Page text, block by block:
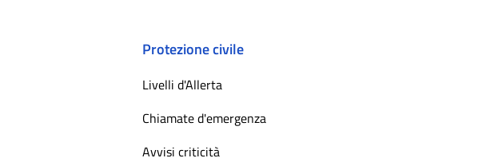
Protezione civile
Livelli d'Allerta
Chiamate d'emergenza
Avvisi criticità